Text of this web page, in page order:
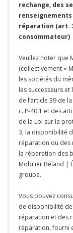
rechange, des
réparation (art.
consommateur)
Veullez noter que
(collectivement «
les sociétés du
les successeurs
de l’article 39 de
c. P-40.1 et des
de la Loi sur la
3, la disponibilité
réparation ou des
la réparation des
Mobilier Béland |
groupe.
Vous pouvez
de disponibilité
réparation et des
réparation, fourni